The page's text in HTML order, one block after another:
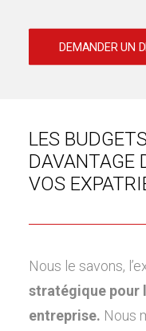
DEMANDER UN
LES
DAVANTAGE
VOS
Nous le savons,
stratégique pour
entreprise. Nous